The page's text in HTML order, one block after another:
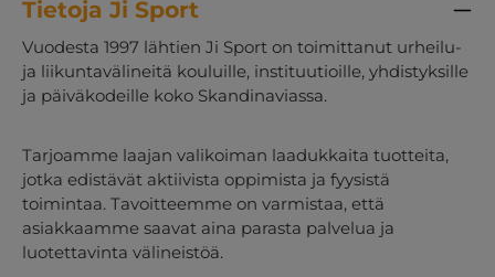
Tietoja Ji Sport
Vuodesta 1997 lähtien Ji Sport on toimittanut urheilu-
ja liikuntavälineitä kouluille, instituutioille, yhdistyksille
ja päiväkodeille koko Skandinaviassa.
Tarjoamme laajan valikoiman laadukkaita tuotteita,
jotka edistävät aktiivista oppimista ja fyysistä
toimintaa. Tavoitteemme on varmistaa, että
asiakkaamme saavat aina parasta palvelua ja
luotettavinta välineistöä.